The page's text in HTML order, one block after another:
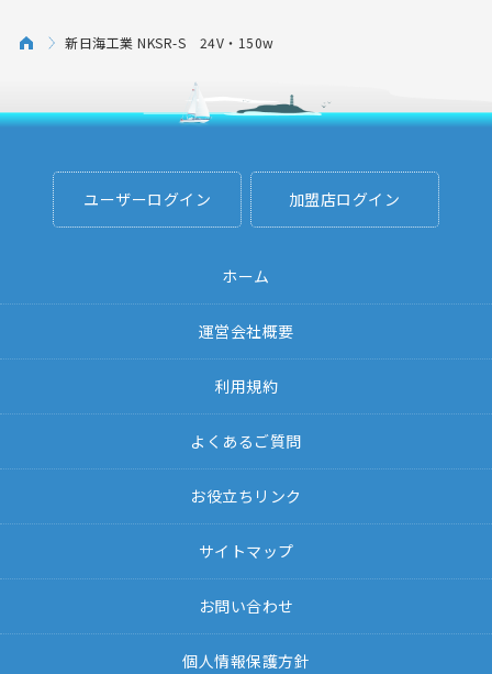
新日海工業 NKSR-S 24V・150w
ユーザーログイン 加盟店ログイン
ホーム
運営会社概要
利用規約
よくあるご質問
お役立ちリンク
サイトマップ
お問い合わせ
個人情報保護方針